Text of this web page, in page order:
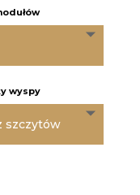
wyspy